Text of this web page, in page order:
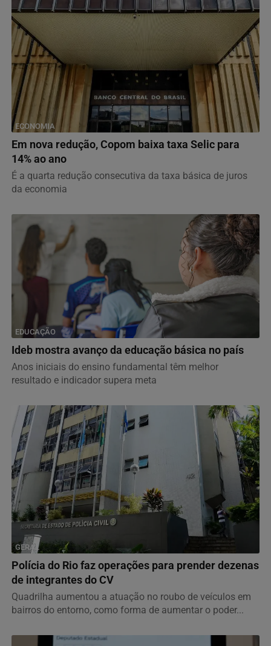
ECONOMIA
Em nova redução, Copom baixa taxa Selic para
14% ao ano
É a quarta redução consecutiva da taxa básica de juros
da economia
EDUCAÇÃO
Ideb mostra avanço da educação básica no país
Anos iniciais do ensino fundamental têm melhor
resultado e indicador supera meta
GERAL
Polícia do Rio faz operações para prender dezenas
de integrantes do CV
Quadrilha aumentou a atuação no roubo de veículos em
bairros do entorno, como forma de aumentar o poder...